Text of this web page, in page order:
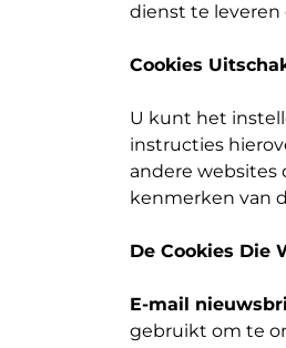
dienst te
Cookies
U kunt het
instructies
andere websites
kenmerken van
De Cookies Die
E-mail
gebruikt om te